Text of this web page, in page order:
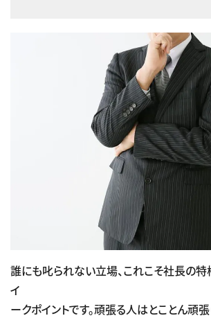
誰にも叱られない立場、これこそ社長の
イ
ークポイントです。頑張る人はとことん頑